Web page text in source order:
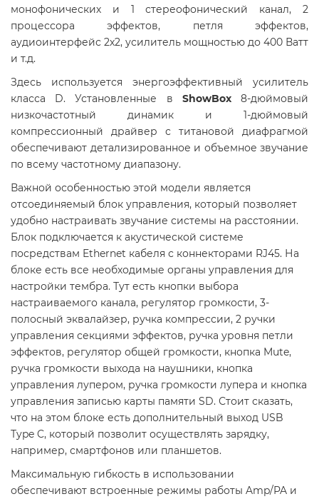
монофонических и 1 стереофонический канал, 2
процессора эффектов, петля эффектов,
аудиоинтерфейс 2х2, усилитель мощностью до 400 Ватт
и т.д.
Здесь используется энергоэффективный усилитель
класса D. Установленные в ShowBox8-дюймовый
низкочастотный динамик и 1-дюймовый
компрессионный драйвер с титановой диафрагмой
обеспечивают детализированное и объемное звучание
по всему частотному диапазону.
Важной особенностью этой модели является
отсоединяемый блок управления, который позволяет
удобно настраивать звучание системы на расстоянии.
Блок подключается к акустической системе
посредствам Ethernet кабеля с коннекторами RJ45. На
блоке есть все необходимые органы управления для
настройки тембра. Тут есть кнопки выбора
настраиваемого канала, регулятор громкости, 3-
полосный эквалайзер, ручка компрессии, 2 ручки
управления секциями эффектов, ручка уровня петли
эффектов, регулятор общей громкости, кнопка Mute,
ручка громкости выхода на наушники, кнопка
управления лупером, ручка громкости лупера и кнопка
управления записью карты памяти SD. Стоит сказать,
что на этом блоке есть дополнительный выход USB
Type C, который позволит осуществлять зарядку,
например, смартфонов или планшетов.
Максимальную гибкость в использовании
обеспечивают встроенные режимы работы Amp/PA и